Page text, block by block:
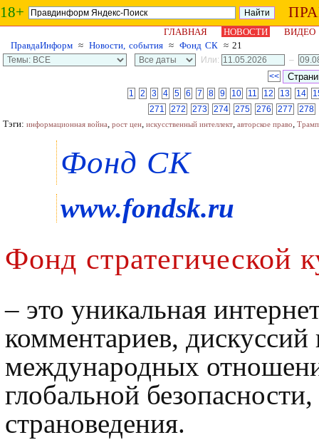
18+
ГЛАВНАЯ НОВОСТИ
ВИДЕО
ПравдаИнформ ≈ Новости, события ≈ Фонд СК ≈ 21
Или:
–
<<
1
2 3 4 5 6 7 8 9 10 11 12 13 14
271
272 273 274 275 276 277 278
Тэги: информационная война, рост цен, искусственный интеллект, авторское право, Трамп
Фонд СК
www.fondsk.ru
Фонд стратегической
– это уникальная
комментариев,
международных
глобальной
страноведения.